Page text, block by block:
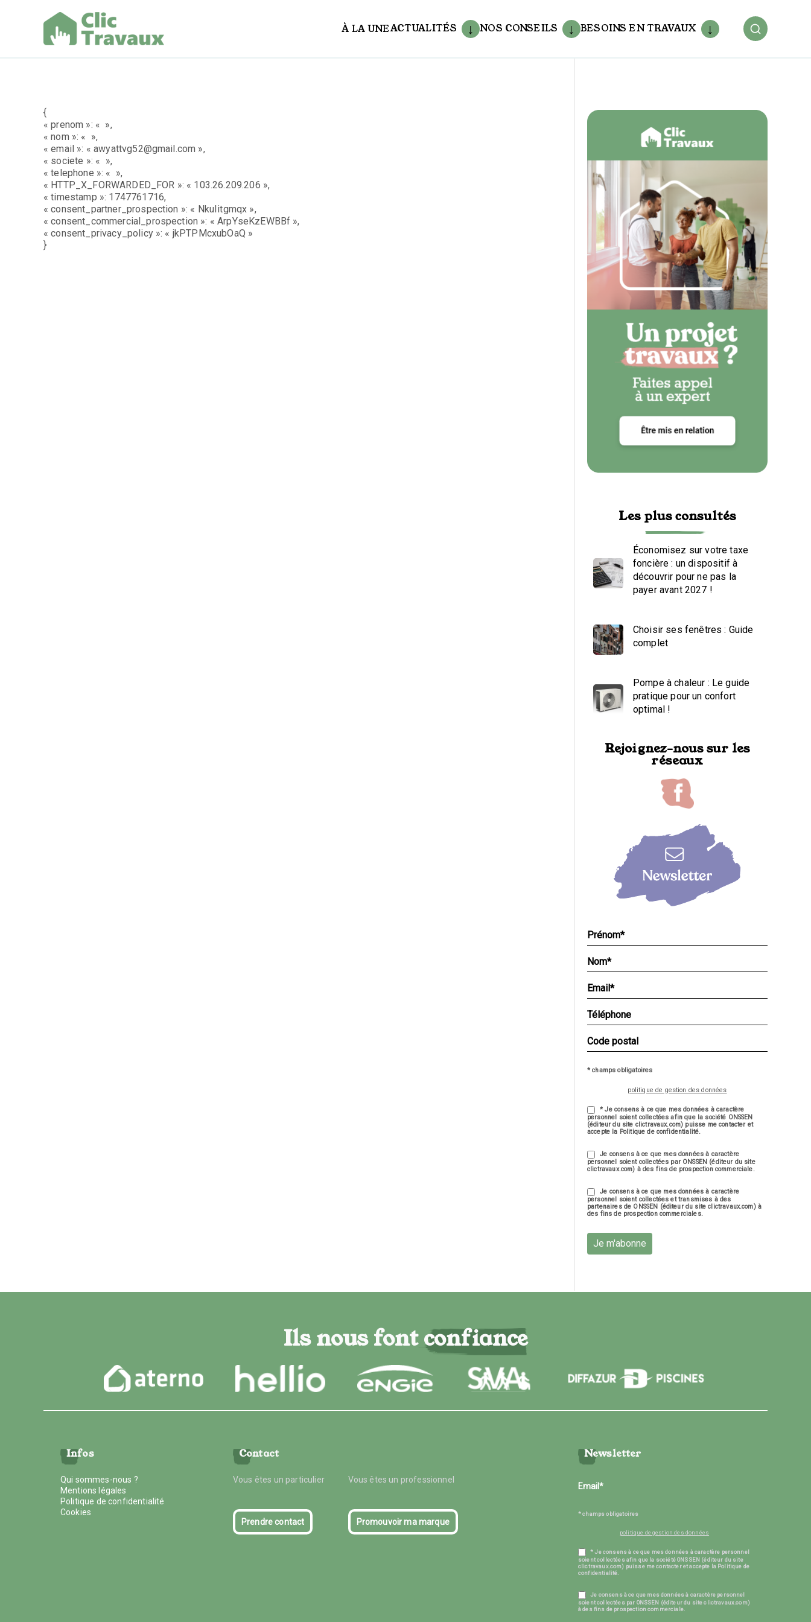
À LA UNEACTUALITÉS NOS CONSEILS BESOINS EN TRAVAUX
{
« prenom »: « »,
« nom »: « »,
« email »: « awyattvg52@gmail.com »,
« societe »: « »,
« telephone »: « »,
« HTTP_X_FORWARDED_FOR »: « 103.26.209.206 »,
« timestamp »: 1747761716,
« consent_partner_prospection »: « NkuIitgmqx »,
« consent_commercial_prospection »: « ArpYseKzEWBBf »,
« consent_privacy_policy »: « jkPTPMcxubOaQ »
}
Les plus consultés
Économisez sur votre taxe
foncière : un dispositif à
découvrir pour ne pas la
payer avant 2027 !
Choisir ses fenêtres : Guide
complet
Pompe à chaleur : Le guide
pratique pour un confort
optimal !
Rejoignez-nous sur les
réseaux
* champs obligatoires
politique de gestion des données
* Je consens à ce que mes données à caractère
personnel soient collectées afin que la société ONSSEN
(éditeur du site clictravaux.com) puisse me contacter et
accepte la Politique de confidentialité.
Je consens à ce que mes données à caractère
personnel soient collectées par ONSSEN (éditeur du site
clictravaux.com) à des fins de prospection commerciale.
Je consens à ce que mes données à caractère
personnel soient collectées et transmises à des
partenaires de ONSSEN (éditeur du site clictravaux.com) à
des fins de prospection commerciales.
Je m'abonne
Ils nous font confiance
Infos
Qui sommes-nous ?
Mentions légales
Politique de confidentialité
Cookies
Contact
Vous êtes un particulier Vous êtes un professionnel
Prendre contact Promouvoir ma marque
Newsletter
* champs obligatoires
politique de gestion des données
* Je consens à ce que mes données à caractère personnel
soient collectées afin que la société ONSSEN (éditeur du site
clictravaux.com) puisse me contacter et accepte la Politique de
confidentialité.
Je consens à ce que mes données à caractère personnel
soient collectées par ONSSEN (éditeur du site clictravaux.com)
à des fins de prospection commerciale.